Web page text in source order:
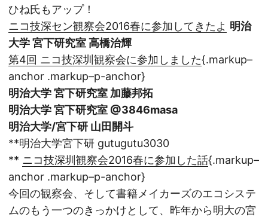
ひね氏もアップ！
ニコ技深セン観察会2016春に参加してきたよ 明治
大学 宮下研究室 高橋治輝
第4回 ニコ技深圳観察会に参加しました{.markup–
anchor .markup–p-anchor}
明治大学 宮下研究室 加藤邦拓
明治大学 宮下研究室 @3846masa
明治大学/宮下研 山田開斗
**明治大学宮下研 gutugutu3030
** ニコ技深圳観察会2016春に参加した話{.markup–
anchor .markup–p-anchor}
今回の観察会、そして書籍メイカーズのエコシステ
ムのもう一つのきっかけとして、昨年から明大の宮